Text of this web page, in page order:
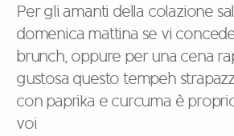
Per gli amanti della colazione
domenica mattina se vi
brunch, oppure per una cena
gustosa questo tempeh
con paprika e curcuma è
voi